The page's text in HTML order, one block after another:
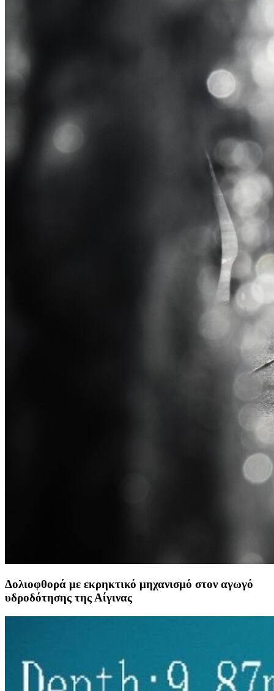
Δολιοφθορά με εκρηκτικό μηχανισμό στον αγωγό
υδροδότησης της Αίγινας